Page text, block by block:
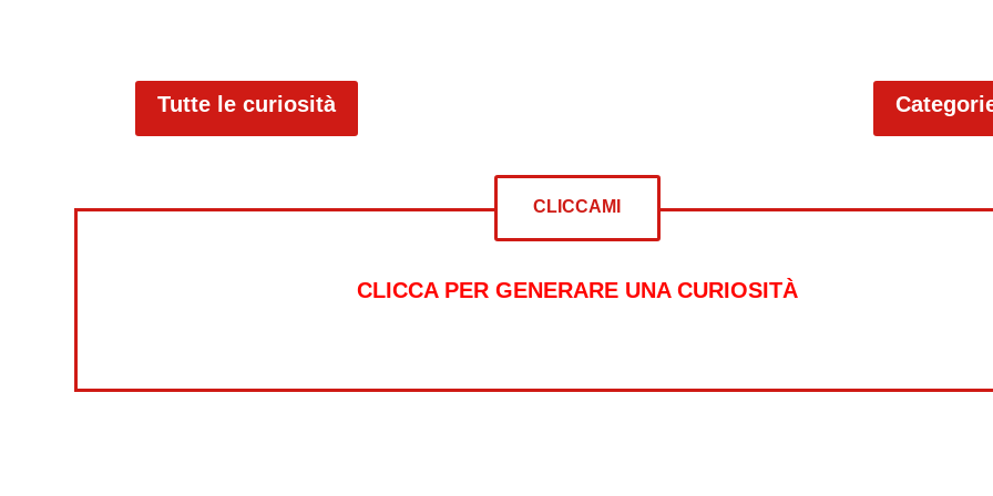
Tutte le curiosità
CLICCAMI
CLICCA PER GENERARE UNA CURIOSITÀ